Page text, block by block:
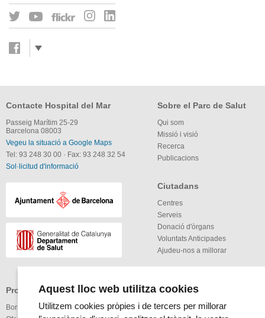
Contacte Hospital del Mar
Passeig Marítim 25-29
Barcelona 08003
Vegeu la situació a Google Maps
Tel: 93 248 30 00 · Fax: 93 248 32 54
Sol·licitud d'informació
Sobre el Parc de Salut
Qui som
Missió i visió
Recerca
Publicacions
Ciutadans
Centres
Serveis
Donació d'òrgans
Voluntats Anticipades
Ajudeu-nos a millorar
Professionals
Borsa de treball
Altres
Enllaços
Aquest lloc web utilitza cookies
Utilitzem cookies pròpies i de tercers per millorar